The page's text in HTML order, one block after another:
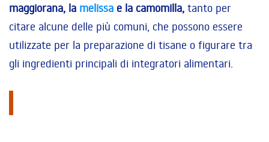
maggiorana, la melissa e la camomilla, tanto per
citare alcune delle più comuni, che possono essere
utilizzate per la preparazione di tisane o figurare tra
gli ingredienti principali di integratori alimentari.